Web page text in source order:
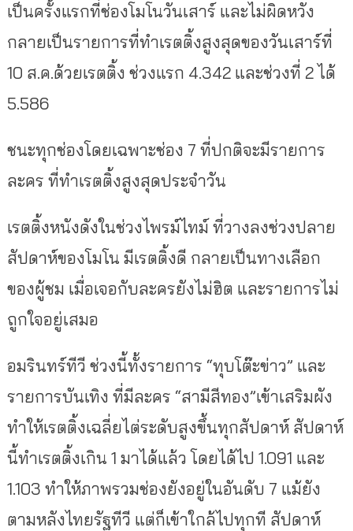
เป็นครั้งแรกที่ช่องโมโนวันเสาร์ และไม่ผิดหวัง
กลายเป็นรายการที่ทำเรตติ้งสูงสุดของวันเสาร์ที่
10 ส.ค.ด้วยเรตติ้ง ช่วงแรก 4.342 และช่วงที่ 2 ได้
5.586
ชนะทุกช่องโดยเฉพาะช่อง 7 ที่ปกติจะมีรายการ
ละคร ที่ทำเรตติ้งสูงสุดประจำวัน
เรตติ้งหนังดังในช่วงไพรม์ไทม์ ที่วางลงช่วงปลาย
สัปดาห์ของโมโน มีเรตติ้งดี กลายเป็นทางเลือก
ของผู้ชม เมื่อเจอกับละครยังไม่ฮิต และรายการไม่
ถูกใจอยู่เสมอ
อมรินทร์ทีวี ช่วงนี้ทั้งรายการ “ทุบโต๊ะข่าว” และ
รายการบันเทิง ที่มีละคร “สามีสีทอง”เข้าเสริมผัง
ทำให้เรตติ้งเฉลี่ยไต่ระดับสูงขึ้นทุกสัปดาห์ สัปดาห์
นี้ทำเรตติ้งเกิน 1 มาได้แล้ว โดยได้ไป 1.091 และ
1.103 ทำให้ภาพรวมช่องยังอยู่ในอันดับ 7 แม้ยัง
ตามหลังไทยรัฐทีวี แต่ก็เข้าใกล้ไปทุกที สัปดาห์